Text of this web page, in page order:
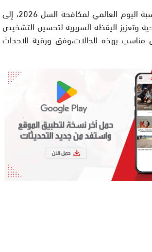
ودعت الوزارة، بمناسبة اليوم العالمي لمكافحة السل 2026، إلى
وتعزيز اليقظة السريرية لتحسين التشخيص
مناسب بهذه الحالات،وفق ورقية الاحداث